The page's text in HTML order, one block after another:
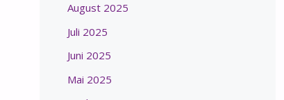
August 2025
Juli 2025
Juni 2025
Mai 2025